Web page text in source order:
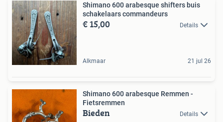
Shimano 600 arabesque shifters buis
schakelaars commandeurs
€ 15,00 Details
Alkmaar 21 jul 26
Shimano 600 arabesque Remmen -
Fietsremmen
Bieden Details